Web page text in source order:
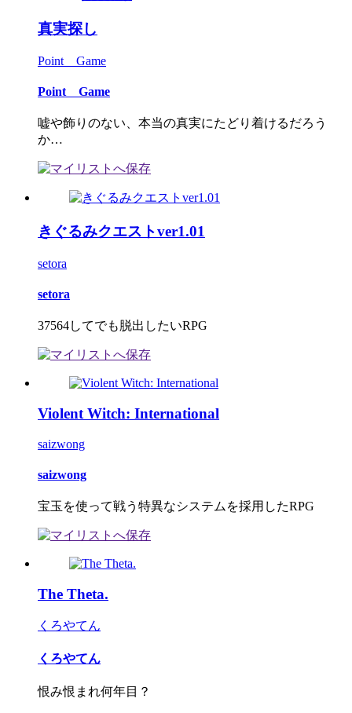
真実探し
Point Game
Point Game
嘘や飾りのない、本当の真実にたどり着けるだろう
か…
きぐるみクエストver1.01
setora
setora
37564してでも脱出したいRPG
Violent Witch: International
saizwong
saizwong
宝玉を使って戦う特異なシステムを採用したRPG
The Theta.
くろやてん
くろやてん
恨み恨まれ何年目？